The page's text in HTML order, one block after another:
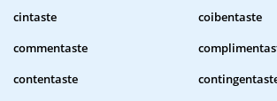
cintaste
coibentaste
commentaste
contentaste